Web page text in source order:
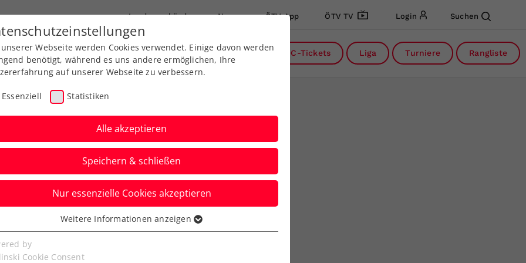
Landesverbände News ÖTV App ÖTV TV Login Suchen
Ausbildung Services Über uns DC-Tickets Liga Turniere Rangliste
presented by
fürs 1.
Webseite werden Cookies verwendet. Einige davon werden
benötigt, während es uns andere ermöglichen, Ihre
auf unserer Webseite zu verbessern.
Essenziell Statistiken
Alle akzeptieren
Speichern & schließen
Nur essenzielle Cookies akzeptieren
Cookies werden für grundlegende Funktionen der
benötigt. Dadurch ist gewährleistet, dass die Webseite
Weitere Informationen anzeigen
by
Cookie Consent